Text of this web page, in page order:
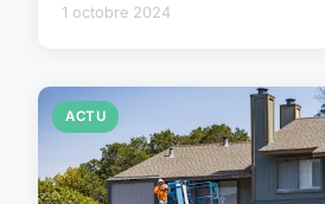
1 octobre 2024
ACTU